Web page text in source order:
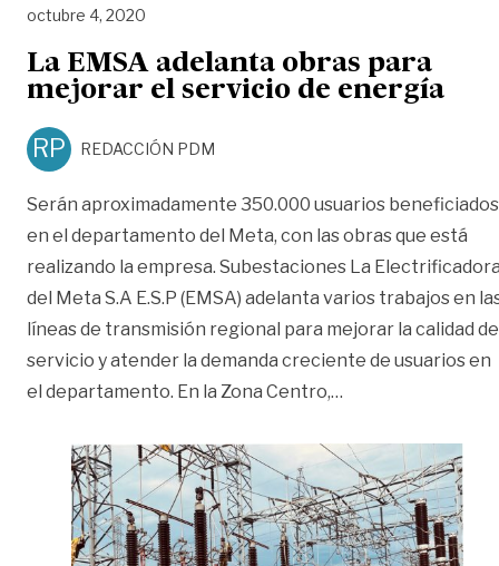
octubre 4, 2020
La EMSA adelanta obras para
mejorar el servicio de energía
RP REDACCIÓN PDM
Serán aproximadamente 350.000 usuarios beneficiados
en el departamento del Meta, con las obras que está
realizando la empresa. Subestaciones La
del Meta S.A E.S.P (EMSA) adelanta varios trabajos en
líneas de transmisión regional para mejorar la calidad
servicio y atender la demanda creciente de usuarios en
el departamento. En la Zona Centro,…